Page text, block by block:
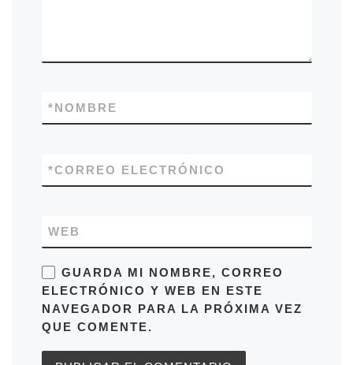
NOMBRE
*
CORREO ELECTRÓNICO
*
WEB
GUARDA MI NOMBRE, CORREO
ELECTRÓNICO Y WEB EN ESTE
NAVEGADOR PARA LA PRÓXIMA VEZ
QUE COMENTE.